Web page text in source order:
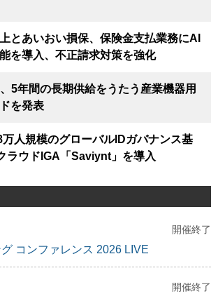
とあいおい損保、保険金支払業務にAI
を導入、不正請求対策を強化
5年間の長期供給をうたう産業機器用
を発表
人規模のグローバルIDガバナンス基
ラウドIGA「Saviynt」を導入
開催終了
コンファレンス 2026 LIVE
開催終了